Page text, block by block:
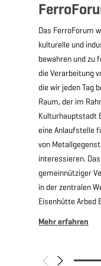
Das FerroForum
kulturelle und
bewahren und zu
die Verarbeitung
die wir jeden Tag
Raum, der im
Kulturhauptstadt
eine Anlaufstelle
von
interessieren.
gemeinnütziger
in der zentralen
Eisenhütte Arbed
Mehr erfahren